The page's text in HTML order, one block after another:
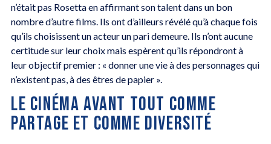
n’était pas Rosetta en affirmant son talent dans un bon
nombre d’autre films. Ils ont d’ailleurs révélé qu’à chaque fois
qu’ils choisissent un acteur un pari demeure. Ils n’ont aucune
certitude sur leur choix mais espèrent qu’ils répondront à
leur objectif premier : « donner une vie à des personnages qui
n’existent pas, à des êtres de papier ».
LE CINÉMA AVANT TOUT COMME
PARTAGE ET COMME DIVERSITÉ